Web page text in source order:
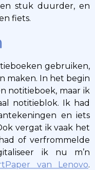
stuk duurder, en
fiets.
gebruiken,
maken. In het begin
notitieboek, maar ik
notitieblok. Ik had
en iets
vergat ik vaak het
of verfrommelde
ik nu m’n
van Lenovo.